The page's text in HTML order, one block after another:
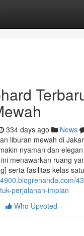
334 days ago News
liburan mewah di
nyaman dan
menawarkan ruang
serta fasilitas kelas
perjalanan-impian
Who Upvoted